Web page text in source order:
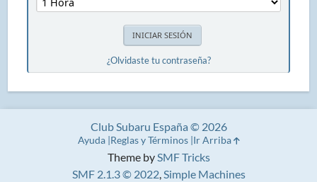
¿Olvidaste tu contraseña?
Theme bySMF Tricks
SMF 2.1.3 © 2022,Simple Machines
Club Subaru España © 2026
Ayuda Reglas y Términos Ir Arriba